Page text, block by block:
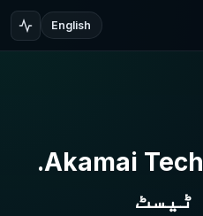
English
Akamai Technologies, Inc.
ٹیسٹ